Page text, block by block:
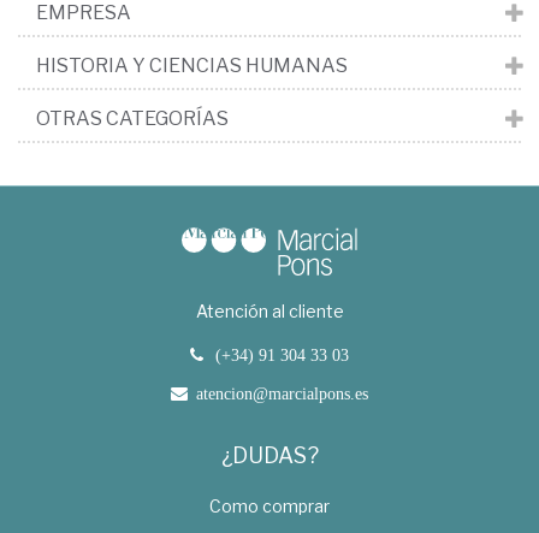
EMPRESA
HISTORIA Y CIENCIAS HUMANAS
OTRAS CATEGORÍAS
Atención al cliente
(+34) 91 304 33 03
atencion@marcialpons.es
¿DUDAS?
Como comprar